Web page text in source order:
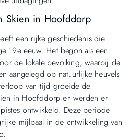
Skien in Hoofddorp
een rijke geschiedenis die
19e eeuw. Het begon als een
de lokale bevolking, waarbij de
aangelegd op natuurlijke heuvels
van tijd groeide de
in Hoofddorp en werden er
ontwikkeld. Deze periode
mijlpaal in de ontwikkeling van